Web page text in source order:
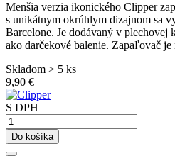
Menšia verzia ikonického Clipper
s unikátnym okrúhlym dizajnom sa
Barcelone. Je dodávaný v plechovej
ako darčekové balenie. Zapaľovač je
Skladom > 5 ks
9,90 €
S DPH
Do košíka